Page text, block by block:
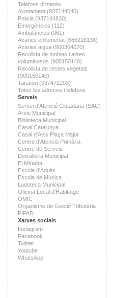
Telèfons d'interès
Ajuntament (937144040)
Policia (937144830)
Emergències (112)
Ambulàncies (061)
Avaries enllumenat (686216138)
Avaries aigua (900304070)
Recollida de mobles i altres
voluminosos (900150140)
Recollida de restes vegetals
(900150140)
Tanatori (937471203)
Totes les adreces i telèfons
Serveis
Servei d'Atenció Ciutadana (SAC)
Arxiu Municipal
Biblioteca Municipal
Casal Catalunya
Casal d'Avis Plaça Major
Centre d'Atenció Primària
Centre de Serveis
Deixalleria Municipal
El Mirador
Escola d'Adults
Escola de Música
Ludoteca Municipal
Oficina Local d'Habitatge
OMIC
Organisme de Gestió Tributària
PIPAD
Xarxes socials
Instagram
Facebook
Twitter
Youtube
WhatsApp